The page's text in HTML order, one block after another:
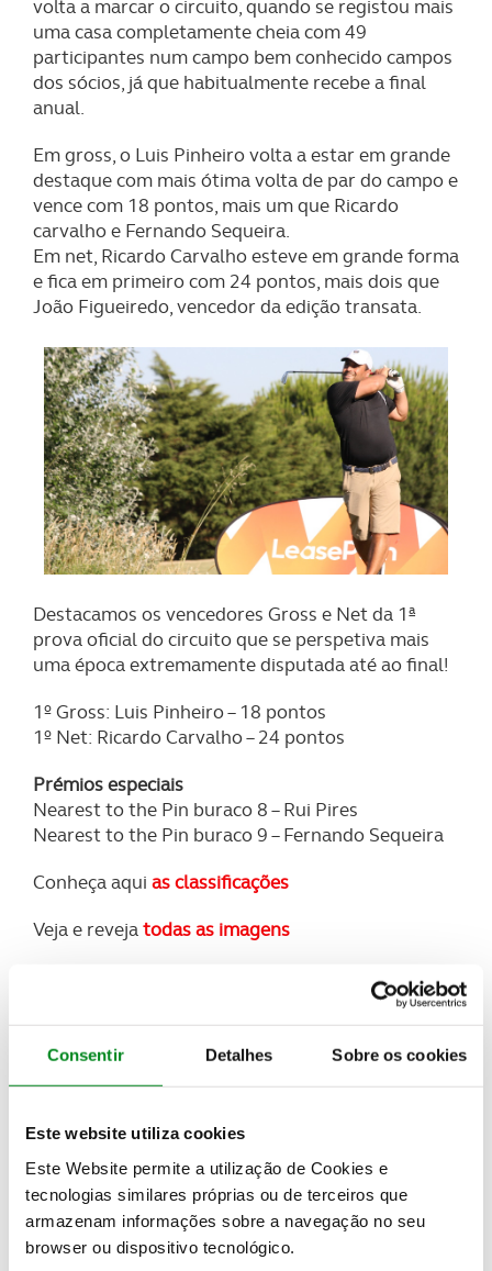
Consentir Detalhes Sobre os cookies
Este website utiliza cookies
Este Website permite a utilização de Cookies e
tecnologias similares próprias ou de terceiros que
armazenam informações sobre a navegação no seu
browser ou dispositivo tecnológico.
volta a marcar o circuito, quando se registou mais
uma casa completamente cheia com 49
participantes num campo bem conhecido campos
dos sócios, já que habitualmente recebe a final
anual.
Em gross, o Luis Pinheiro volta a estar em grande
destaque com mais ótima volta de par do campo e
vence com 18 pontos, mais um que Ricardo
carvalho e Fernando Sequeira.
Em net, Ricardo Carvalho esteve em grande forma
e fica em primeiro com 24 pontos, mais dois que
João Figueiredo, vencedor da edição transata.
Destacamos os vencedores Gross e Net da 1ª
prova oficial do circuito que se perspetiva mais
uma época extremamente disputada até ao final!
1º Gross: Luis Pinheiro – 18 pontos
1º Net: Ricardo Carvalho – 24 pontos
Prémios especiais
Nearest to the Pin buraco 8 – Rui Pires
Nearest to the Pin buraco 9 – Fernando Sequeira
Conheça aqui as classificações
Veja e revejatodas as imagens
Prepare já a próxima competição e consulte as
ordens de mérito, pois estão cada vez mais
renhidas!
melhores 4 das 6 provas que serão disputadas.
Líderes:
GROSS
1. Luis Pinheiro – 47 pontos